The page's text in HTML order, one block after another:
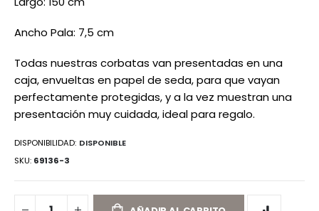
Ancho Pala: 7,5 cm
Todas nuestras corbatas van presentadas en una
caja, envueltas en papel de seda, para que vayan
perfectamente protegidas, y a la vez muestran una
presentación muy cuidada, ideal para regalo.
DISPONIBILIDAD: DISPONIBLE
SKU 69136-3